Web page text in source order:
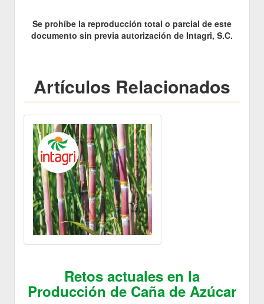
Se prohíbe la reproducción total o parcial de este
documento sin previa autorización de Intagri, S.C.
Artículos Relacionados
Retos actuales en la
Producción de Caña de Azúcar